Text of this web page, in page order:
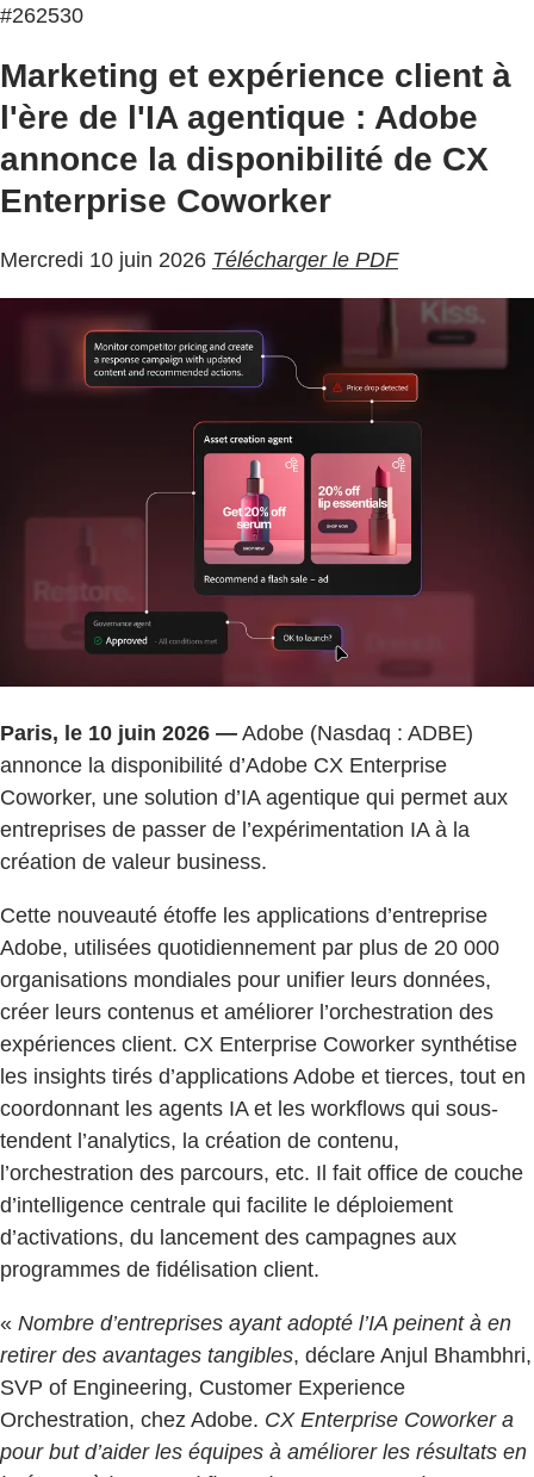
#262530
Marketing et expérience client à
l'ère de l'IA agentique : Adobe
annonce la disponibilité de CX
Enterprise Coworker
Mercredi 10 juin 2026 Télécharger le PDF
Paris, le 10 juin 2026 — Adobe (Nasdaq : ADBE)
annonce la disponibilité d’Adobe CX Enterprise
Coworker, une solution d’IA agentique qui permet aux
entreprises de passer de l’expérimentation IA à la
création de valeur business.
Cette nouveauté étoffe les applications d’entreprise
Adobe, utilisées quotidiennement par plus de 20 000
organisations mondiales pour unifier leurs données,
créer leurs contenus et améliorer l’orchestration des
expériences client. CX Enterprise Coworker synthétise
les insights tirés d’applications Adobe et tierces, tout en
coordonnant les agents IA et les workflows qui sous-
tendent l’analytics, la création de contenu,
l’orchestration des parcours, etc. Il fait office de couche
d’intelligence centrale qui facilite le déploiement
d’activations, du lancement des campagnes aux
programmes de fidélisation client.
« Nombre d’entreprises ayant adopté l’IA peinent à en
retirer des avantages tangibles, déclare Anjul Bhambhri,
SVP of Engineering, Customer Experience
Orchestration, chez Adobe. CX Enterprise Coworker a
pour but d’aider les équipes à améliorer les résultats en